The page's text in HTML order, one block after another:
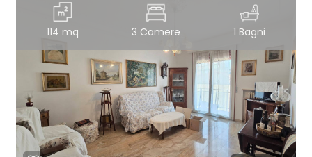
114 mq 3 Camere 1 Bagni